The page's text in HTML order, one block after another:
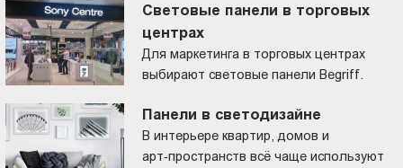
Световые панели в торговых
центрах
Для маркетинга в торговых центрах
выбирают световые панели Begriff.
Панели в светодизайне
В интерьере квартир, домов и
арт‑пространств всё чаще используют